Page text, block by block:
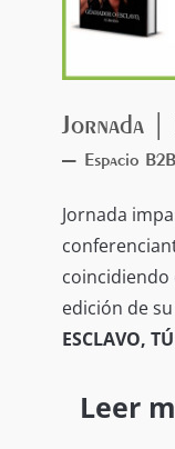
Jornada |
– Espacio
Jornada
coincidiendo
edición de
ESCLAVO,
Leer